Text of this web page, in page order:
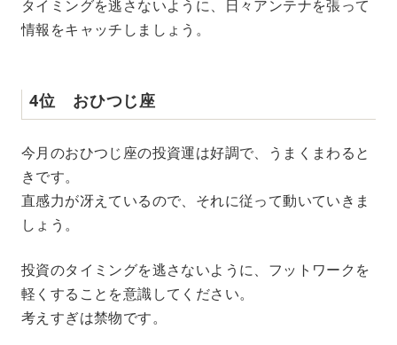
タイミングを逃さないように、日々アンテナを張って
情報をキャッチしましょう。
4位 おひつじ座
今月のおひつじ座の投資運は好調で、うまくまわると
きです。
直感力が冴えているので、それに従って動いていきま
しょう。
投資のタイミングを逃さないように、フットワークを
軽くすることを意識してください。
考えすぎは禁物です。